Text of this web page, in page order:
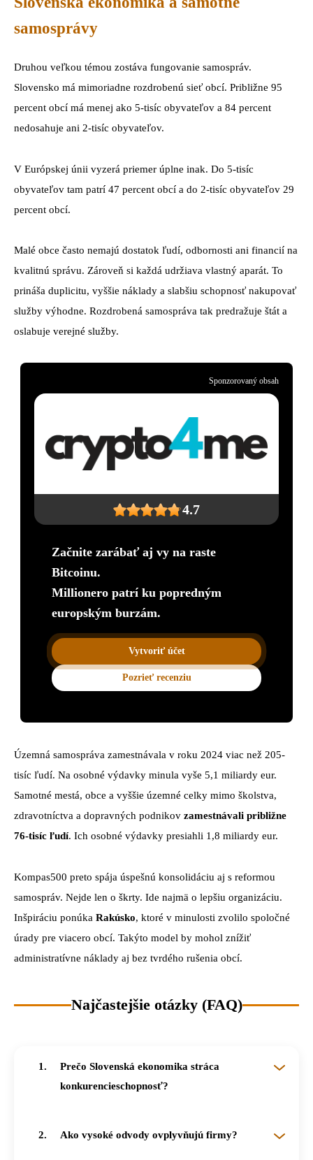
samosprávy
Druhou veľkou témou zostáva fungovanie samospráv.
Slovensko má mimoriadne rozdrobenú sieť obcí. Približne 95
percent obcí má menej ako 5-tisíc obyvateľov a 84 percent
nedosahuje ani 2-tisíc obyvateľov.
V Európskej únii vyzerá priemer úplne inak. Do 5-tisíc
obyvateľov tam patrí 47 percent obcí a do 2-tisíc obyvateľov 29
percent obcí.
Malé obce často nemajú dostatok ľudí, odbornosti ani financií na
kvalitnú správu. Zároveň si každá udržiava vlastný aparát. To
prináša duplicitu, vyššie náklady a slabšiu schopnosť nakupovať
služby výhodne. Rozdrobená samospráva tak predražuje štát a
oslabuje verejné služby.
4.7
Začnite zarábať aj vy na raste
Bitcoinu.
Millionero patrí ku popredným
europským burzám.
Vytvoriť účet
Pozrieť recenziu
Sponzorovaný obsah
Územná samospráva zamestnávala v roku 2024 viac než 205-
tisíc ľudí. Na osobné výdavky minula vyše 5,1 miliardy eur.
Samotné mestá, obce a vyššie územné celky mimo školstva,
zdravotníctva a dopravných podnikov zamestnávali približne
76-tisíc ľudí. Ich osobné výdavky presiahli 1,8 miliardy eur.
Kompas500 preto spája úspešnú konsolidáciu aj s reformou
samospráv. Nejde len o škrty. Ide najmä o lepšiu organizáciu.
Inšpiráciu ponúka Rakúsko, ktoré v minulosti zvolilo spoločné
úrady pre viacero obcí. Takýto model by mohol znížiť
administratívne náklady aj bez tvrdého rušenia obcí.
Najčastejšie otázky (FAQ)
Prečo Slovenská ekonomika stráca
konkurencieschopnosť?
Ako vysoké odvody ovplyvňujú firmy?